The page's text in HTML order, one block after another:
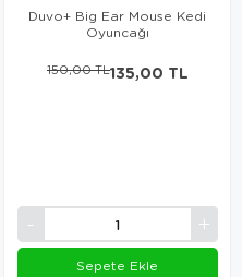
Duvo+ Big Ear Mouse Kedi
Oyuncağı
135,00 TL
150,00 TL
Sepete Ekle